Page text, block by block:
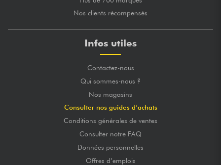
Nos clients récompensés
Infos utiles
Contactez-nous
Qui sommes-nous ?
Nos magasins
Consulter nos guides d’achats
Conditions générales de ventes
Consulter notre FAQ
Données personnelles
Offres d’emplois